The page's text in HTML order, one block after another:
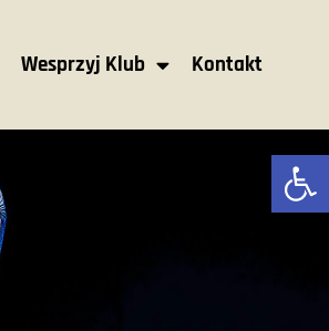
Wesprzyj Klub Kontakt